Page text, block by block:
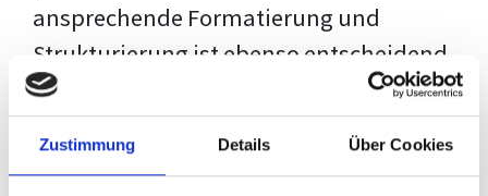
Zustimmung Details Über Cookies
ansprechende Formatierung und
Strukturierung ist ebenso entscheidend
wie der Inhalt selbst. Jeder Prüfer hat
eigene Erwartungen, und unsere
Schulung ist so konzipiert, dass sie dir